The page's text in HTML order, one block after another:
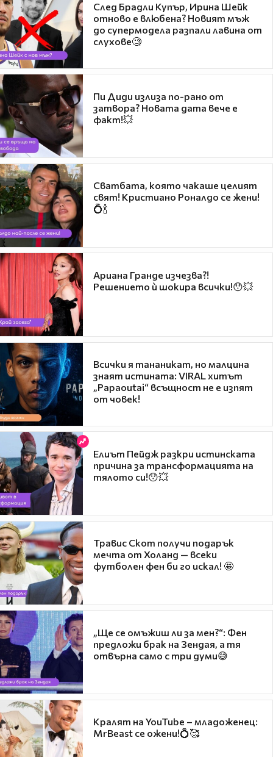
След Брадли Купър, Ирина Шейк
отново е влюбена? Новият мъж
до супермодела разпали лавина от
слухове🧐
Пи Диди излиза по-рано от
затвора? Новата дата вече е
факт!💥
Сватбата, която чакаше целият
свят! Кристиано Роналдо се жени!
💍🍾
Ариана Гранде изчезва?!
Решението ѝ шокира всички!😯💥
Всички я тананикат, но малцина
знаят истината: VIRAL хитът
„Papaoutai“ всъщност не е изпят
от човек!
Елиът Пейдж разкри истинската
причина за трансформацията на
тялото си!😯💥
Травис Скот получи подарък
мечта от Холанд — всеки
футболен фен би го искал! 🤩
„Ще се омъжиш ли за мен?“: Фен
предложи брак на Зендая, а тя
отвърна само с три думи😅
Кралят на YouTube – младоженец:
MrBeast се ожени!💍🥰